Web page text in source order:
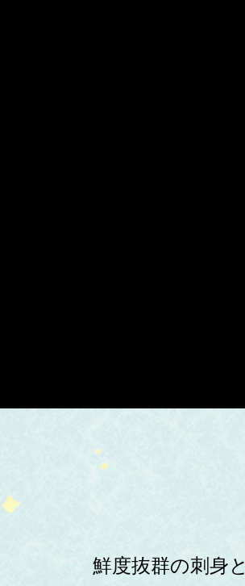
鮮度抜群の刺身と